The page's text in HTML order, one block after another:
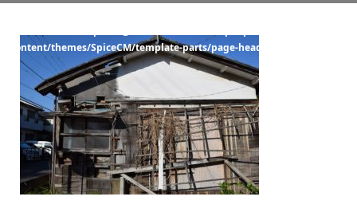
content/themes/SpiceCM/template-parts/page-header.php